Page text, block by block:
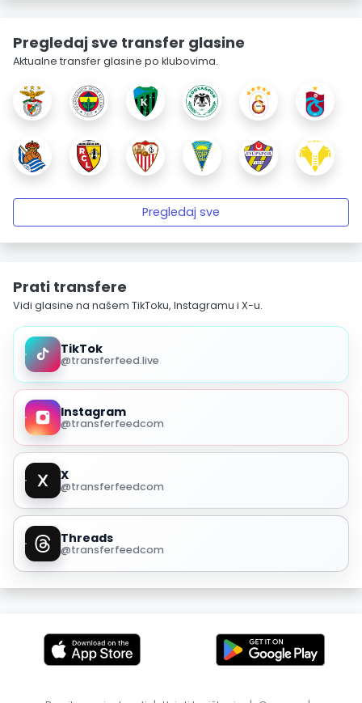
Pregledaj sve transfer glasine
Aktualne transfer glasine po klubovima.
Pregledaj sve
Prati transfere
Vidi glasine na našem TikToku, Instagramu i X-u.
TikTok
@transferfeed.live
Instagram
@transferfeedcom
X
@transferfeedcom
Threads
@transferfeedcom